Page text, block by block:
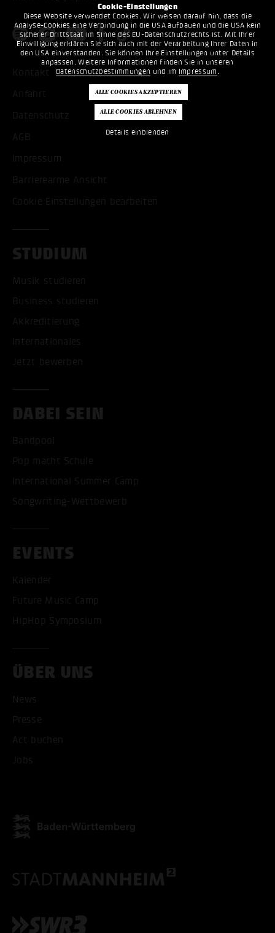
Cookie-Einstellungen
Diese Website verwendet Cookies. Wir weisen darauf hin, dass die
Analyse-Cookies eine Verbindung in die USA aufbauen und die USA kein
sicherer Drittstaat im Sinne des EU-Datenschutzrechts ist. Mit Ihrer
Einwilligung erklären Sie sich auch mit der Verarbeitung Ihrer Daten in
den USA einverstanden. Sie können Ihre Einstellungen unter Details
anpassen. Weitere Informationen finden Sie in unseren
Datenschutzbestimmungen und im Impressum .
Details einblenden
Kontakt
Anfahrt
Datenschutz
AGB
Impressum
Barrierearme Ansicht
Cookie Einstellungen bearbeiten
STUDIUM
Musik studieren
Business studieren
Akkreditierung
Internationales
Jetzt bewerben
DABEI SEIN
Bandpool
Pop macht Schule
International Summer Camp
Songwriting-Wettbewerb
EVENTS
Kalender
Future Music Camp
HipHop Symposium
ÜBER UNS
News
Presse
Act buchen
Jobs